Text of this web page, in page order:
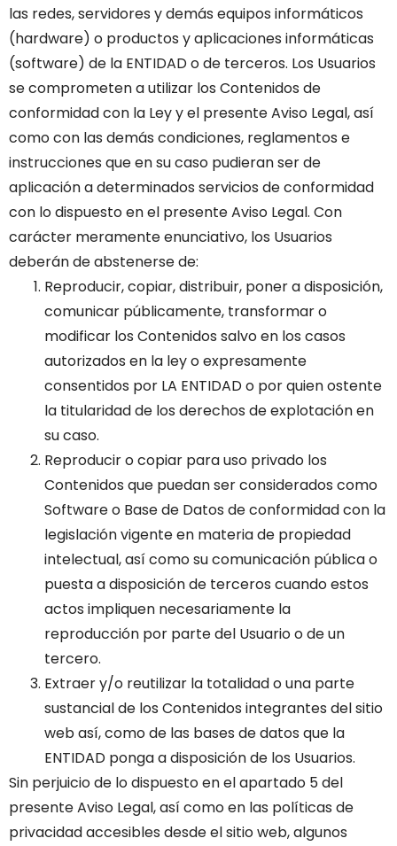
las redes, servidores y demás equipos informáticos
(hardware) o productos y aplicaciones informáticas
(software) de la ENTIDAD o de terceros. Los Usuarios
se comprometen a utilizar los Contenidos de
conformidad con la Ley y el presente Aviso Legal, así
como con las demás condiciones, reglamentos e
instrucciones que en su caso pudieran ser de
aplicación a determinados servicios de conformidad
con lo dispuesto en el presente Aviso Legal. Con
carácter meramente enunciativo, los Usuarios
deberán de abstenerse de:
Reproducir, copiar, distribuir, poner a disposición,
comunicar públicamente, transformar o
modificar los Contenidos salvo en los casos
autorizados en la ley o expresamente
consentidos por LA ENTIDAD o por quien ostente
la titularidad de los derechos de explotación en
su caso.
Reproducir o copiar para uso privado los
Contenidos que puedan ser considerados como
Software o Base de Datos de conformidad con la
legislación vigente en materia de propiedad
intelectual, así como su comunicación pública o
puesta a disposición de terceros cuando estos
actos impliquen necesariamente la
reproducción por parte del Usuario o de un
tercero.
Extraer y/o reutilizar la totalidad o una parte
sustancial de los Contenidos integrantes del sitio
web así, como de las bases de datos que la
ENTIDAD ponga a disposición de los Usuarios.
Sin perjuicio de lo dispuesto en el apartado 5 del
presente Aviso Legal, así como en las políticas de
privacidad accesibles desde el sitio web, algunos